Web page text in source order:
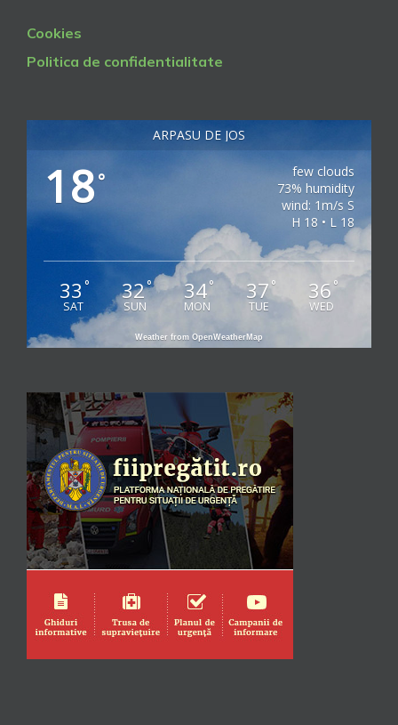
Cookies
Politica de confidentialitate
ARPASU DE JOS
18°
few clouds
73% humidity
wind: 1m/s S
H 18 • L 18
33 °
SAT
32°
SUN
34°
MON
37 °
TUE
36 °
WED
Weather from OpenWeatherMap